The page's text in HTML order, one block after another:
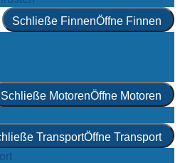
Schließe FinnenÖffne Finnen
Schließe MotorenÖffne Motoren
TransportÖffne Transport